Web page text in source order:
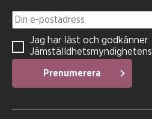
Din e-postadress
Prenumerera
Jag har läst och godkänner
Jämställdhetsmyndighetens